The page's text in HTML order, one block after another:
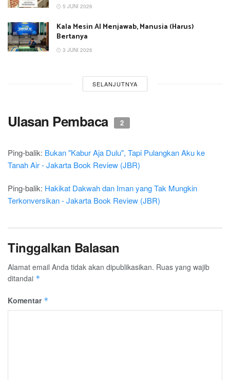
5 JUNI 2026
Kala Mesin AI Menjawab, Manusia (Harus)
Bertanya
3 JUNI 2026
SELANJUTNYA
Ulasan Pembaca 2
Ping-balik: Bukan "Kabur Aja Dulu", Tapi Pulangkan Aku ke
Tanah Air - Jakarta Book Review (JBR)
Ping-balik: Hakikat Dakwah dan Iman yang Tak Mungkin
Terkonversikan - Jakarta Book Review (JBR)
Tinggalkan Balasan
Alamat email Anda tidak akan dipublikasikan. Ruas yang wajib
ditandai *
Komentar *